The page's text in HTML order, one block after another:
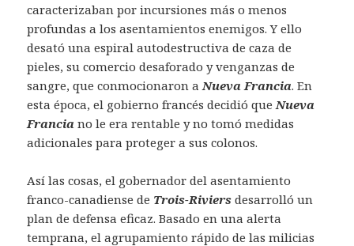
caracterizaban por incursiones más o menos
profundas a los asentamientos enemigos. Y ello
desató una espiral autodestructiva de caza de
pieles, su comercio desaforado y venganzas de
sangre, que conmocionaron a Nueva Francia. En
esta época, el gobierno francés decidió que Nueva
Francia no le era rentable y no tomó medidas
adicionales para proteger a sus colonos.
Así las cosas, el gobernador del asentamiento
franco-canadiense de Trois-Riviers desarrolló un
plan de defensa eficaz. Basado en una alerta
temprana, el agrupamiento rápido de las milicias